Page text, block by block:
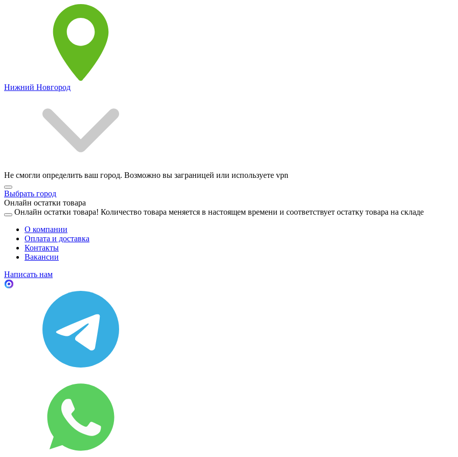
Нижний Новгород
Не смогли определить ваш город. Возможно вы заграницей или используете vpn
Выбрать город
Онлайн остатки товара
Онлайн остатки товара! Количество товара меняется в настоящем времени и соответствует остатку товара на складе
О компании
Оплата и доставка
Контакты
Вакансии
Написать нам